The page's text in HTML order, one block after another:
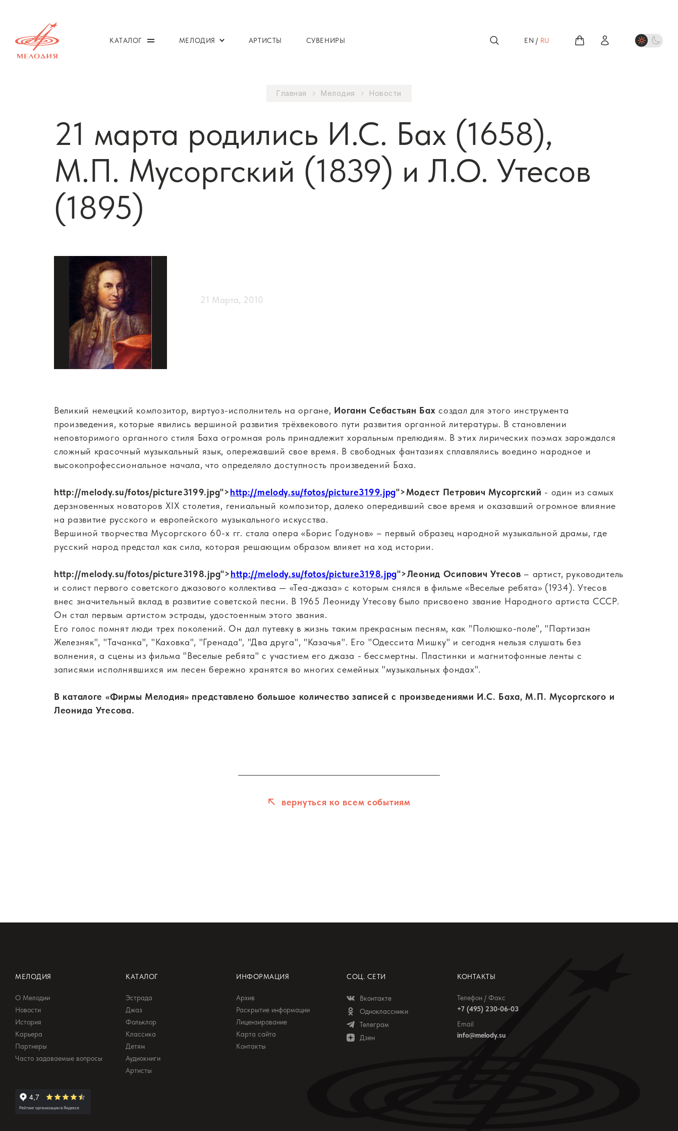
КАТАЛОГ МЕЛОДИЯ АРТИСТЫ СУВЕНИРЫ EN / RU
Главная Мелодия Новости
21 марта родились И.С. Бах (1658),
М.П. Мусоргский (1839) и Л.О. Утесов
(1895)
21 Марта, 2010
Великий немецкий композитор, виртуоз-исполнитель на органе, Иоганн Себастьян Бах создал для этого инструмента
произведения, которые явились вершиной развития трёхвекового пути развития органной литературы. В становлении
неповторимого органного стиля Баха огромная роль принадлежит хоральным прелюдиям. В этих лирических поэмах зарождался
сложный красочный музыкальный язык, опережавший свое время. В свободных фантазиях сплавлялись воедино народное и
высокопрофессиональное начала, что определяло доступность произведений Баха.
http://melody.su/fotos/picture3199.jpg">http://melody.su/fotos/picture3199.jpg">Модест Петрович Мусоргский - один из самых
дерзновенных новаторов XIX столетия, гениальный композитор, далеко опередивший свое время и оказавший огромное влияние
на развитие русского и европейского музыкального искусства.
Вершиной творчества Мусоргского 60-х гг. стала опера «Борис Годунов» – первый образец народной музыкальной драмы, где
русский народ предстал как сила, которая решающим образом влияет на ход истории.
http://melody.su/fotos/picture3198.jpg">http://melody.su/fotos/picture3198.jpg">Леонид Осипович Утесов – артист, руководитель
и солист первого советского джазового коллектива — «Теа-джаза» с которым снялся в фильме «Веселые ребята» (1934). Утесов
внес значительный вклад в развитие советской песни. В 1965 Леониду Утесову было присвоено звание Народного артиста СССР.
Он стал первым артистом эстрады, удостоенным этого звания.
Его голос помнят люди трех поколений. Он дал путевку в жизнь таким прекрасным песням, как "Полюшко-поле", "Партизан
Железняк", "Тачанка", "Каховка", "Гренада", "Два друга", "Казачья". Его "Одессита Мишку" и сегодня нельзя слушать без
волнения, а сцены из фильма "Веселые ребята" с участием его джаза - бессмертны. Пластинки и магнитофонные ленты с
записями исполнявшихся им песен бережно хранятся во многих семейных "музыкальных фондах".
В каталоге «Фирмы Мелодия» представлено большое количество записей с произведениями И.С. Баха, М.П. Мусоргского и
Леонида Утесова.
вернуться ко всем событиям
МЕЛОДИЯ
О Мелодии
Новости
История
Карьера
Партнеры
Часто задаваемые вопросы
КАТАЛОГ
Эстрада
Джаз
Фольклор
Классика
Детям
Аудиокниги
Артисты
ИНФОРМАЦИЯ
Архив
Раскрытие информации
Лицензирование
Карта сайта
Контакты
СОЦ. СЕТИ
Вконтакте
Одноклассники
Телеграм
Дзен
КОНТАКТЫ
Телефон / Факс
+7 (495) 230-06-03
Email
info@melody.su